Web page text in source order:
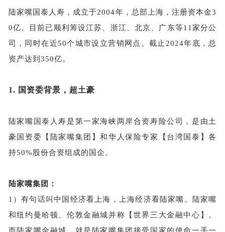
陆家嘴国泰人寿，成立于2004年，总部上海，注册资本金3
0亿。目前已顺利筹设江苏、浙江、北京、广东等11家分公
司，同时在近50个城市设立营销网点。截止2024年底，总
资产达到350亿。
1. 国资委背景，超土豪
陆家嘴国泰人寿是第一家海峡两岸合资寿险公司，是由土
豪国资委【陆家嘴集团】和华人保险专家【台湾国泰】各
持50%股份合资组成的国企。
陆家嘴集团：
1）有句话叫中国经济看上海，上海经济看陆家嘴。陆家嘴
和纽约曼哈顿、伦敦金融城并称【世界三大金融中心】 。